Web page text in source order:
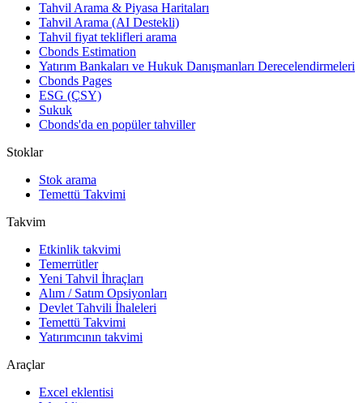
Tahvil Arama & Piyasa Haritaları
Tahvil Arama (AI Destekli)
Tahvil fiyat teklifleri arama
Cbonds Estimation
Yatırım Bankaları ve Hukuk Danışmanları Derecelendirmeleri
Cbonds Pages
ESG (ÇSY)
Sukuk
Cbonds'da en popüler tahviller
Stoklar
Stok arama
Temettü Takvimi
Takvim
Etkinlik takvimi
Temerrütler
Yeni Tahvil İhraçları
Alım / Satım Opsiyonları
Devlet Tahvili İhaleleri
Temettü Takvimi
Yatırımcının takvimi
Araçlar
Excel eklentisi